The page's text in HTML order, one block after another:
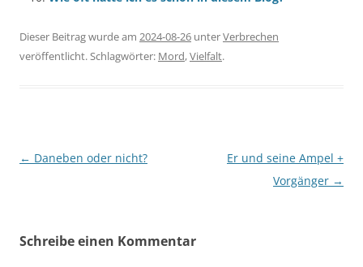
Dieser Beitrag wurde am 2024-08-26 unterVerbrechen
veröffentlicht. Schlagwörter: Mord,Vielfalt.
Beitragsnavigation
← Daneben oder nicht?
Er und seine Ampel +
Vorgänger →
Schreibe einen Kommentar